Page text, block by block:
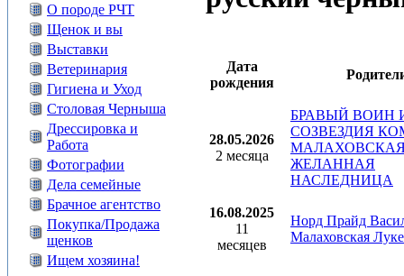
О породе РЧТ
Щенок и вы
Выставки
Ветеринария
Гигиена и Уход
Столовая Черныша
Дрессировка и
Работа
Фотографии
Дела семейные
Брачное агентство
Покупка/Продажа
щенков
Ищем хозяина!
Дата
рождения
28.05.2026
2 месяца
БРАВЫЙ ВОИН
СОЗВЕЗДИЯ
ЖЕЛАННАЯ
НАСЛЕДНИЦА
16.08.2025
11
месяцев
Норд Прайд
Малаховская